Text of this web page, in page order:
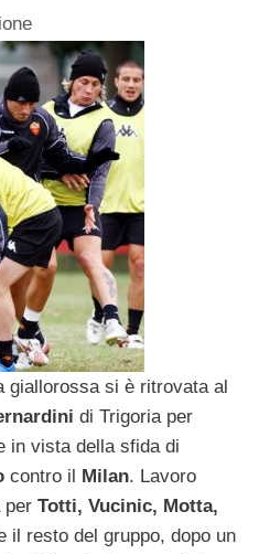
giallorossa si è ritrovata al
di Trigoria per
in vista della sfida di
contro il Milan. Lavoro
per Totti, Vucinic, Motta,
il resto del gruppo, dopo un